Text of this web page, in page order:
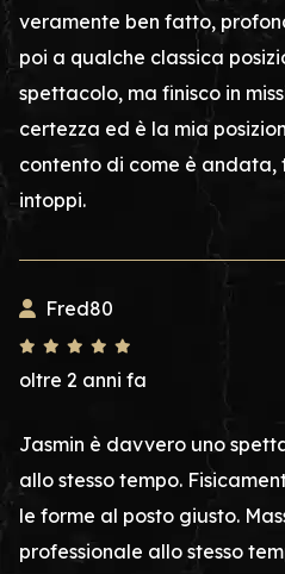
veramente ben fatto,
poi a qualche classica
spettacolo, ma finisco in
certezza ed è la mia
contento di come è andata,
intoppi.
Fred80
oltre 2 anni fa
Jasmin è davvero uno
allo stesso tempo.
le forme al posto giusto.
professionale allo stesso